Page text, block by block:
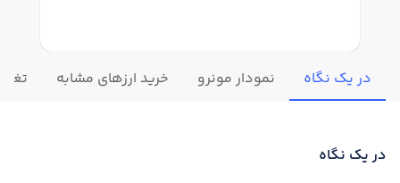
در یک نگاه نمودار مونرو خرید ارزهای مشابه
در یک نگاه